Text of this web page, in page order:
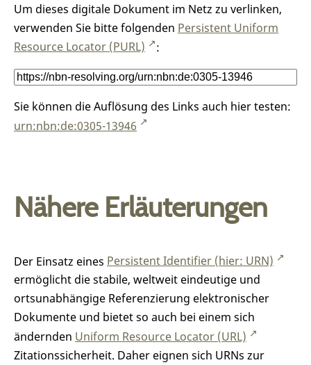
Um dieses digitale Dokument im Netz zu verlinken,
verwenden Sie bitte folgenden Persistent Uniform
Resource Locator (PURL)
:
Sie können die Auflösung des Links auch hier testen:
urn:nbn:de:0305-13946
Nähere Erläuterungen
Der Einsatz eines Persistent Identifier (hier: URN)
ermöglicht die stabile, weltweit eindeutige und
ortsunabhängige Referenzierung elektronischer
Dokumente und bietet so auch bei einem sich
ändernden Uniform Resource Locator (URL)
Zitationssicherheit. Daher eignen sich URNs zur